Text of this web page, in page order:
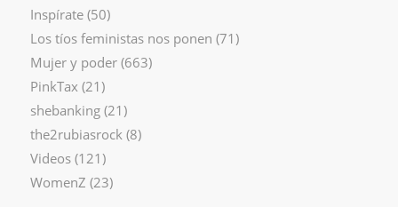
Inspírate(50)
Los tíos feministas nos ponen (71)
Mujer y poder(663)
PinkTax (21)
shebanking(21)
the2rubiasrock (8)
Videos(121)
WomenZ (23)